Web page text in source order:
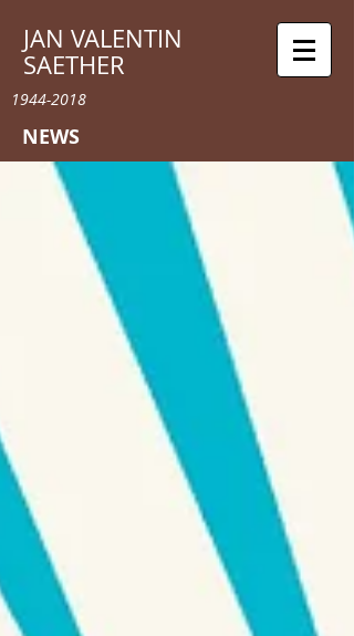
JAN VALENTIN
SAETHER
1944-2018
NEWS